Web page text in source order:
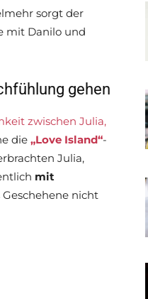
sorgt der
mit Danilo und
gehen
zwischen Julia,
die „Love Island“-
Julia,
mit
Geschehene nicht